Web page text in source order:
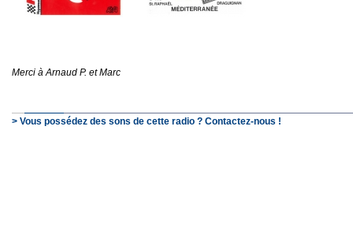
Merci à Arnaud P. et Marc
> Vous possédez des sons de cette radio ? Contactez-nous !